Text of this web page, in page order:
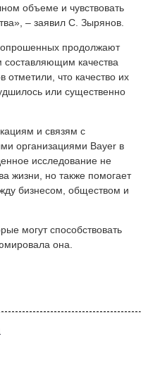
объеме и чувствовать
– заявил С. Зырянов.
опрошенных продолжают
составляющим качества
отметили, что качество их
или существенно
и связям с
организациями Bayer в
исследование не
жизни, но также помогает
бизнесом, обществом и
могут способствовать
она.